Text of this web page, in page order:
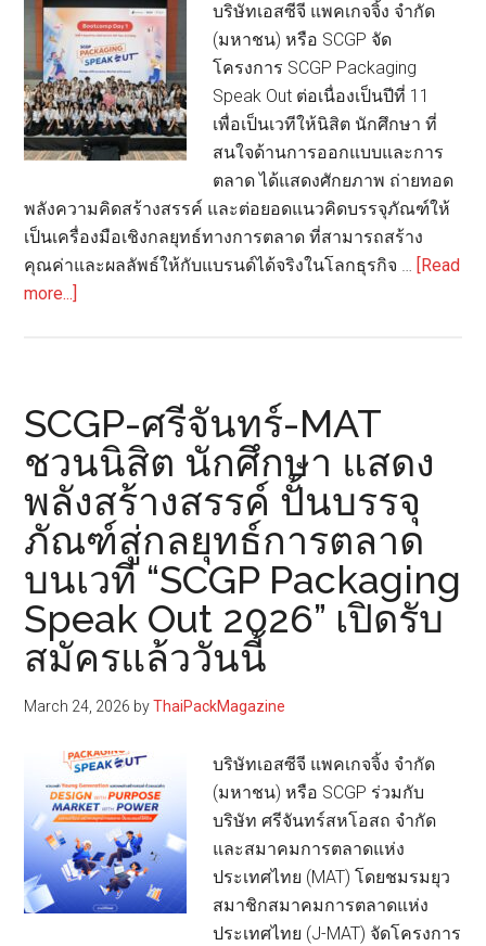
มือ
เชิงกล
ยุทธ์
การ
ตลาด
บริษัทเอสซีจี แพคเกจจิ้ง จำกัด
(มหาชน) หรือ SCGP จัด
โครงการ SCGP Packaging
Speak Out ต่อเนื่องเป็นปีที่ 11
เพื่อเป็นเวทีให้นิสิต นักศึกษา ที่
สนใจด้านการออกแบบและการ
ตลาด ได้แสดงศักยภาพ ถ่ายทอด
พลังความคิดสร้างสรรค์ และต่อยอดแนวคิดบรรจุภัณฑ์ให้
เป็นเครื่องมือเชิงกลยุทธ์ทางการตลาด ที่สามารถสร้าง
คุณค่าและผลลัพธ์ให้กับแบรนด์ได้จริงในโลกธุรกิจ …
[Read
more...]
จัด
โครงการ
“SCGP
Packaging
Speak
Out
2026”
ทักษะ
การ
และ
ออกแบบ
บรรจุ
ภัณฑ์
ให้
กับ
ผู้
SCGP-ศรีจันทร์-MAT
ชวนนิสิต นักศึกษา แสดง
พลังสร้างสรรค์ ปั้นบรรจุ
ภัณฑ์สู่กลยุทธ์การตลาด
บนเวที “SCGP Packaging
Speak Out 2026” เปิดรับ
สมัครแล้ววันนี้
March 24, 2026 byThaiPackMagazine
บริษัทเอสซีจี แพคเกจจิ้ง จำกัด
(มหาชน) หรือ SCGP ร่วมกับ
บริษัท ศรีจันทร์สหโอสถ จำกัด
และสมาคมการตลาดแห่ง
ประเทศไทย (MAT) โดยชมรมยุว
สมาชิกสมาคมการตลาดแห่ง
ประเทศไทย (J-MAT) จัดโครงการ